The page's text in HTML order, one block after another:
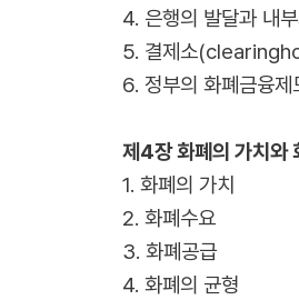
4. 은행의 발달과 내부
5. 결제소
6. 정부의 화폐금융제
제4장 화폐의 가치와
1. 화폐의 가치
2. 화폐수요
3. 화폐공급
4. 화폐의 균형